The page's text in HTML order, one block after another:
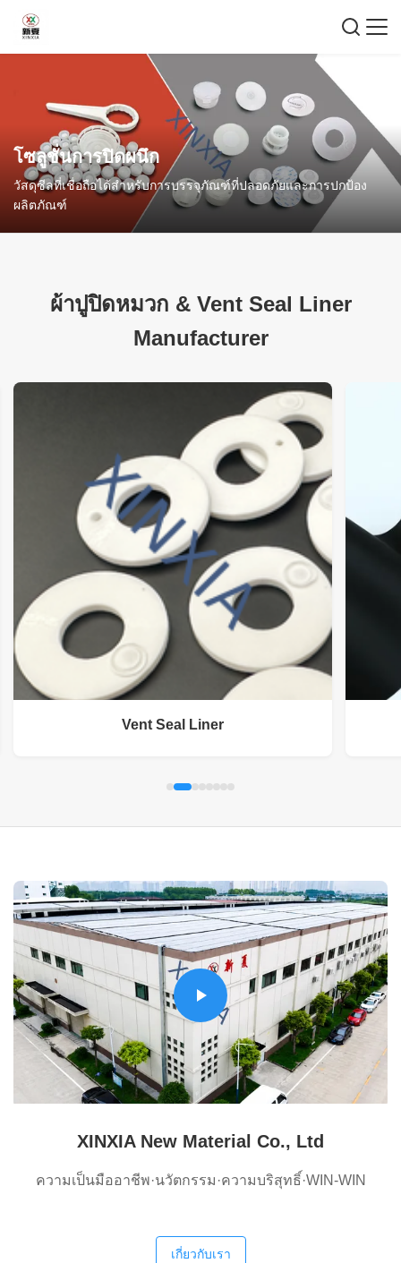
โซลูชั่นการปิดผนึก
วัสดุซีลที่เชื่อถือได้สำหรับการบรรจุภัณฑ์ที่ปลอดภัยและการปกป้อง
ผลิตภัณฑ์
ผ้าปูปิดหมวก &Vent Seal Liner
Manufacturer
Vent Seal Liner
XINXIA New Material Co., Ltd
ความเป็นมืออาชีพ·นวัตกรรม·ความบริสุทธิ์·WIN-WIN
เกี่ยวกับเรา